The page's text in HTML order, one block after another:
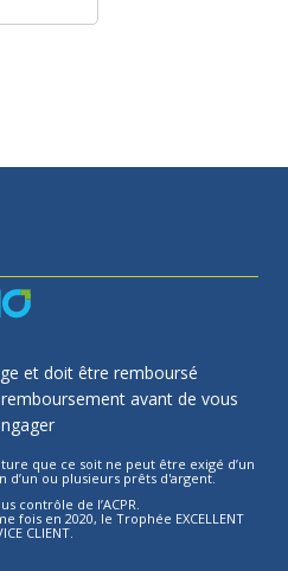
et doit être remboursé
avant de vous
que ce soit ne peut être exigé d’un
d’un ou plusieurs prêts d'argent.
contrôle de l’ACPR.
fois en 2020, le Trophée EXCELLENT
CLIENT.